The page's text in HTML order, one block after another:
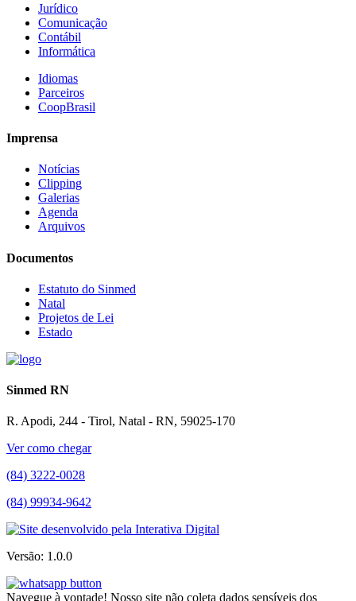
Jurídico
Comunicação
Contábil
Informática
Idiomas
Parceiros
CoopBrasil
Imprensa
Notícias
Clipping
Galerias
Agenda
Arquivos
Documentos
Estatuto do Sinmed
Natal
Projetos de Lei
Estado
Sinmed RN
R. Apodi, 244 - Tirol, Natal - RN, 59025-170
Ver como chegar
(84) 3222-0028
(84) 99934-9642
Versão: 1.0.0
Navegue à vontade! Nosso site não coleta dados sensíveis dos